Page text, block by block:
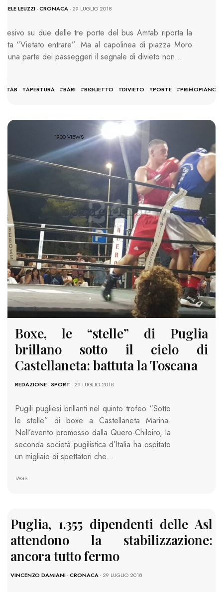
LEUZZI-CRONACA- 29 LUGLIO 2018
su due delle tre porte del bus Amtab riporta la
“Vietato entrare”. Ma al capolinea di piazza Moro
una parte dei passeggeri il segnale di divieto non…
#APERTURA #BARI #BIGLIETTO #DIVIETO #PORTE #PRIMOPIANO
1900 VIEWS
Boxe, le “stelle” di Puglia
brillano sotto il cielo di
Castellaneta: battuta la Toscana
REDAZIONE-SPORT - 29 LUGLIO 2018
Pugili pugliesi brillanti nel quinto trofeo “Sotto
le stelle” di boxe a Castellaneta Marina.
Nell’evento promosso dalla Quero-Chiloiro, la
seconda società pugilistica d’Italia ha ospitato
un migliaio di spettatori che…
TAGS:
Puglia, 1.355 dipendenti delle Asl
attendono la stabilizzazione:
ancora tutto fermo
VINCENZO DAMIANI-CRONACA- 29 LUGLIO 2018